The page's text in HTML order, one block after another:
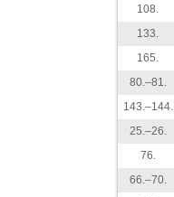
108.
133.
165.
80.–81.
143.–144.
25.–26.
76.
66.–70.